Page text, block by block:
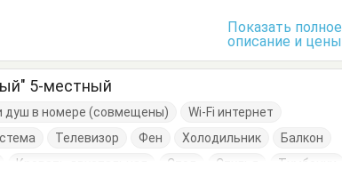
Показать полное
описание и цены
5-местный
душ в номере (совмещены)
Wi-Fi интернет
Телевизор Фен Холодильник
Балкон
Кровать двуспальная Стол Стулья
Тумбочки